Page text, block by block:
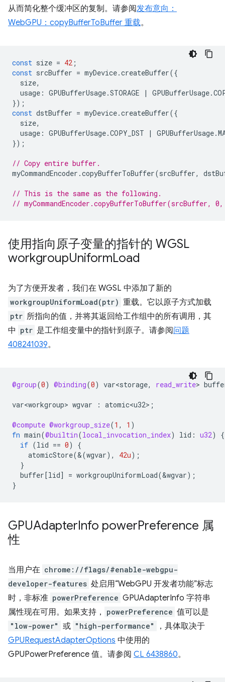
从而简化整个缓冲区的复制。请参阅发布意向：
WebGPU：copyBufferToBuffer 重载。
const size = 42 ;
const srcBuffer = myDevice.createBuffer({
size,
usage : GPUBufferUsage.STORAGE | GPUBufferUsage.
});
const dstBuffer = myDevice.createBuffer({
size,
usage : GPUBufferUsage.COPY_DST | GPUBufferUsage.
});
// Copy entire buffer.
myCommandEncoder .copyBufferToBuffer(srcBuffer,
// This is the same as the following.
//
使用指向原子变量的指针的 WGSL
workgroupUniformLoad
为了方便开发者，我们在 WGSL 中添加了新的
workgroupUniformLoad(ptr) 重载。它以原子方式加载
ptr 所指向的值，并将其返回给工作组中的所有调用，其
中 ptr 是工作组变量中的指针到原子。请参阅问题
408241039。
@group(0) @binding(0) var<storage, read_write>
var<workgroup> wgvar : atomic<u32> ;
@compute @workgroup_size(1 , 1 )
fn main(@builtin(local_invocation_index) lid : u32)
{
if (lid == 0)
{
atomicStore(&(wgvar), 42u);
}
buffer[lid] = workgroupUniformLoad(&wgvar);
}
GPUAdapterInfo powerPreference 属
性
当用户在 chrome://flags/#enable-webgpu-
developer-features 处启用“WebGPU 开发者功能”标志
时，非标准 powerPreference GPUAdapterInfo 字符串
属性现在可用。如果支持，
powerPreference 值可以是
"low-power" 或 "high-performance"
，具体取决于
GPURequestAdapterOptions 中使用的
GPUPowerPreference 值。请参阅 CL 6438860。